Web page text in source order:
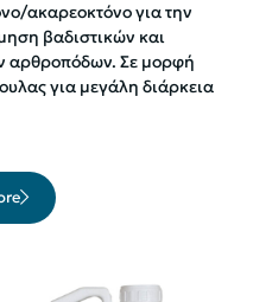
ακαρεοκτόνο για την
βαδιστικών και
αρθροπόδων. Σε μορφή
για μεγάλη διάρκεια